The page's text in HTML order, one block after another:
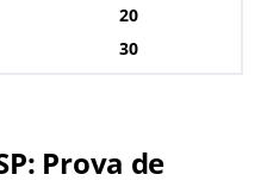
20
30
Prova de